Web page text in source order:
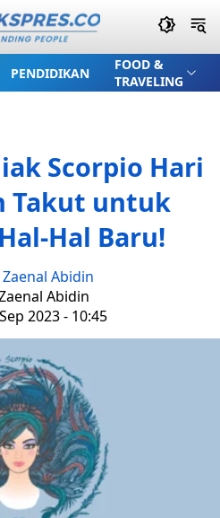
PENDIDIKAN
FOOD &
TRAVELING
Scorpio Hari
Takut untuk
Hal Baru!
Zaenal Abidin
Abidin
2023 - 10:45